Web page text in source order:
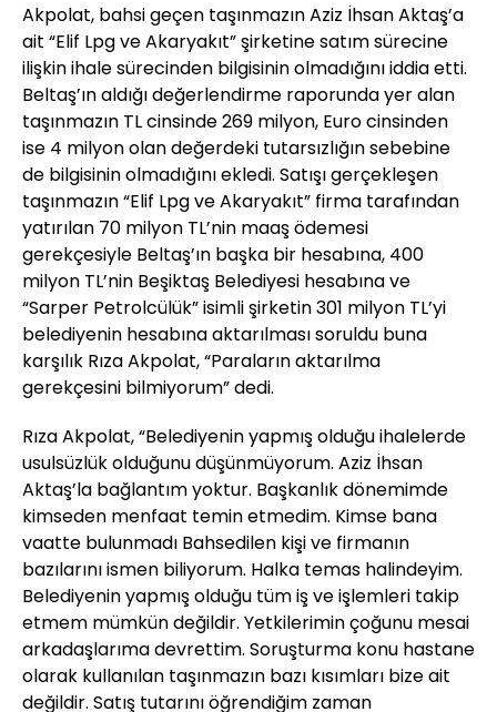
Akpolat, bahsi geçen taşınmazın Aziz İhsan Aktaş’a
ait “Elif Lpg ve Akaryakıt” şirketine satım sürecine
ilişkin ihale sürecinden bilgisinin olmadığını iddia etti.
Beltaş’ın aldığı değerlendirme raporunda yer alan
taşınmazın TL cinsinde 269 milyon, Euro cinsinden
ise 4 milyon olan değerdeki tutarsızlığın sebebine
de bilgisinin olmadığını ekledi. Satışı gerçekleşen
taşınmazın “Elif Lpg ve Akaryakıt” firma tarafından
yatırılan 70 milyon TL’nin maaş ödemesi
gerekçesiyle Beltaş’ın başka bir hesabına, 400
milyon TL’nin Beşiktaş Belediyesi hesabına ve
“Sarper Petrolcülük” isimli şirketin 301 milyon TL’yi
belediyenin hesabına aktarılması soruldu buna
karşılık Rıza Akpolat, “Paraların aktarılma
gerekçesini bilmiyorum” dedi.
Rıza Akpolat, “Belediyenin yapmış olduğu ihalelerde
usulsüzlük olduğunu düşünmüyorum. Aziz İhsan
Aktaş’la bağlantım yoktur. Başkanlık dönemimde
kimseden menfaat temin etmedim. Kimse bana
vaatte bulunmadı Bahsedilen kişi ve firmanın
bazılarını ismen biliyorum. Halka temas halindeyim.
Belediyenin yapmış olduğu tüm iş ve işlemleri takip
etmem mümkün değildir. Yetkilerimin çoğunu mesai
arkadaşlarıma devrettim. Soruşturma konu hastane
olarak kullanılan taşınmazın bazı kısımları bize ait
değildir. Satış tutarını öğrendiğim zaman